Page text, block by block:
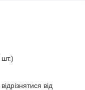
шт.)
від